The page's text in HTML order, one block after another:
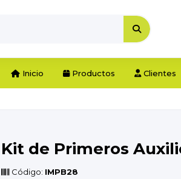
Inicio Productos Clientes
Kit de Primeros
Código: IMPB28